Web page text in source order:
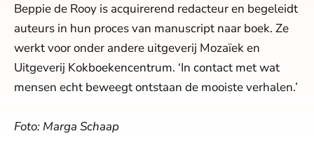
Beppie de Rooy is acquirerend redacteur en begeleidt
auteurs in hun proces van manuscript naar boek. Ze
werkt voor onder andere uitgeverij Mozaïek en
Uitgeverij Kokboekencentrum. ‘In contact met wat
mensen echt beweegt ontstaan de mooiste verhalen.’
Foto: Marga Schaap